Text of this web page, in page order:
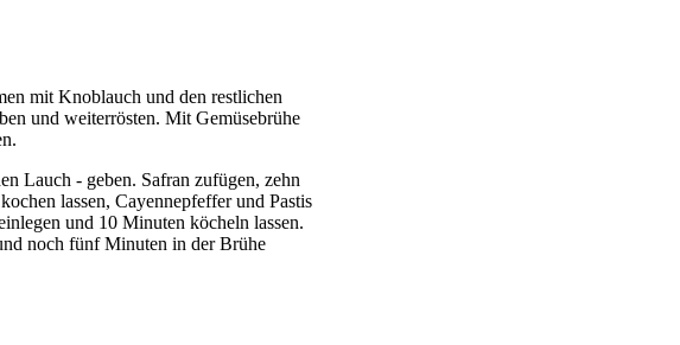
mit Knoblauch und den restlichen
und weiterrösten. Mit Gemüsebrühe
Lauch - geben. Safran zufügen, zehn
lassen, Cayennepfeffer und Pastis
und 10 Minuten köcheln lassen.
noch fünf Minuten in der Brühe